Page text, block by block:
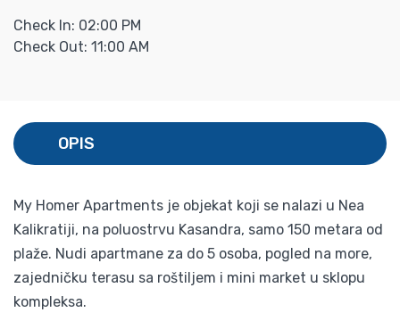
Check In: 02:00 PM
Check Out: 11:00 AM
OPIS
My Homer Apartments je objekat koji se nalazi u Nea
Kalikratiji, na poluostrvu Kasandra, samo 150 metara od
plaže. Nudi apartmane za do 5 osoba, pogled na more,
zajedničku terasu sa roštiljem i mini market u sklopu
kompleksa.